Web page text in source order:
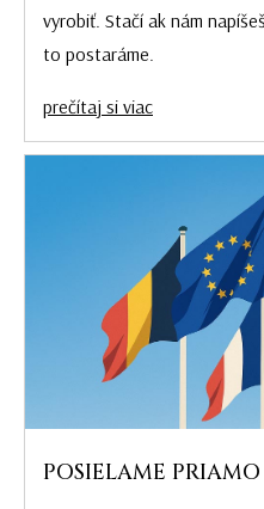
vyrobiť. Stačí ak nám
to postaráme.
prečítaj si viac
POSIELAME